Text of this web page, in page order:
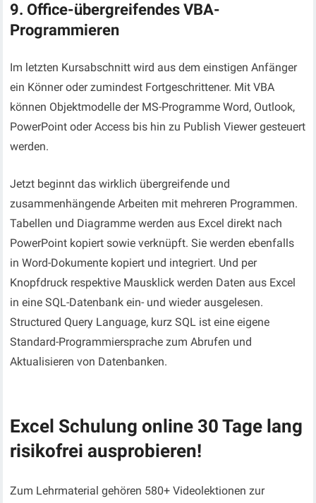
9. Office-übergreifendes VBA-
Programmieren
Im letzten Kursabschnitt wird aus dem einstigen Anfänger
ein Könner oder zumindest Fortgeschrittener. Mit VBA
können Objektmodelle der MS-Programme Word, Outlook,
PowerPoint oder Access bis hin zu Publish Viewer gesteuert
werden.
Jetzt beginnt das wirklich übergreifende und
zusammenhängende Arbeiten mit mehreren Programmen.
Tabellen und Diagramme werden aus Excel direkt nach
PowerPoint kopiert sowie verknüpft. Sie werden ebenfalls
in Word-Dokumente kopiert und integriert. Und per
Knopfdruck respektive Mausklick werden Daten aus Excel
in eine SQL-Datenbank ein- und wieder ausgelesen.
Structured Query Language, kurz SQL ist eine eigene
Standard-Programmiersprache zum Abrufen und
Aktualisieren von Datenbanken.
Excel Schulung online30 Tage lang
risikofrei ausprobieren!
Zum Lehrmaterial gehören 580+ Videolektionen zur